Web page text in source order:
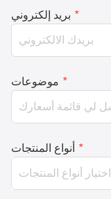
بريد إلكتروني *
موضوعات *
أنواع المنتجات *